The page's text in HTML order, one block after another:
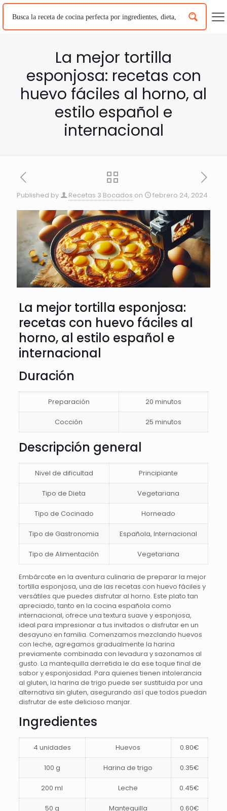
La mejor tortilla
esponjosa: recetas con
huevo fáciles al horno, al
estilo español e
internacional
Published by Recetas 3 Bocados on febrero 24, 2024
La mejor tortilla esponjosa:
recetas con huevo fáciles al
horno, al estilo español e
internacional
Duración
Preparación 20 minutos
Cocción 25 minutos
Descripción general
Nivel de dificultad Principiante
Tipo de Dieta Vegetariana
Tipo de Cocinado Horneado
Tipo de Gastronomia Española, Internacional
Tipo de Alimentación Vegetariana
Embárcate en la aventura culinaria de preparar la mejor
tortilla esponjosa, una de las recetas con huevo fáciles y
versátiles que puedes disfrutar al horno. Este plato tan
apreciado, tanto en la cocina española como
internacional, ofrece una textura suave y esponjosa,
ideal para impresionar a tus invitados o disfrutar en un
desayuno en familia. Comenzamos mezclando huevos
con leche, agregamos gradualmente la harina
previamente combinada con levadura y sazonamos al
gusto. La mantequilla derretida le da ese toque final de
sabor y esponjosidad. Para quienes tienen intolerancia
al gluten, la harina de trigo puede ser sustituida por una
alternativa sin gluten, asegurando así que todos puedan
disfrutar de este delicioso manjar.
Ingredientes
4 unidades Huevos 0.80€
100 g Harina de trigo 0.35€
200 ml Leche 0.45€
50 g Mantequilla 0.60€